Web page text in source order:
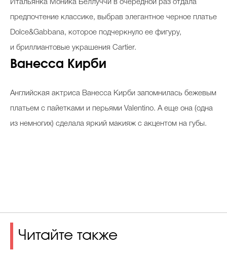
Итальянка Моника Беллуччи в очередной раз отдала
предпочтение классике, выбрав элегантное черное платье
Dolce&Gabbana, которое подчеркнуло ее фигуру,
и бриллиантовые украшения Cartier.
Ванесса Кирби
Английская актриса Ванесса Кирби запомнилась бежевым
платьем с пайетками и перьями Valentino. А еще она (одна
из немногих) сделала яркий макияж с акцентом на губы.
Читайте также